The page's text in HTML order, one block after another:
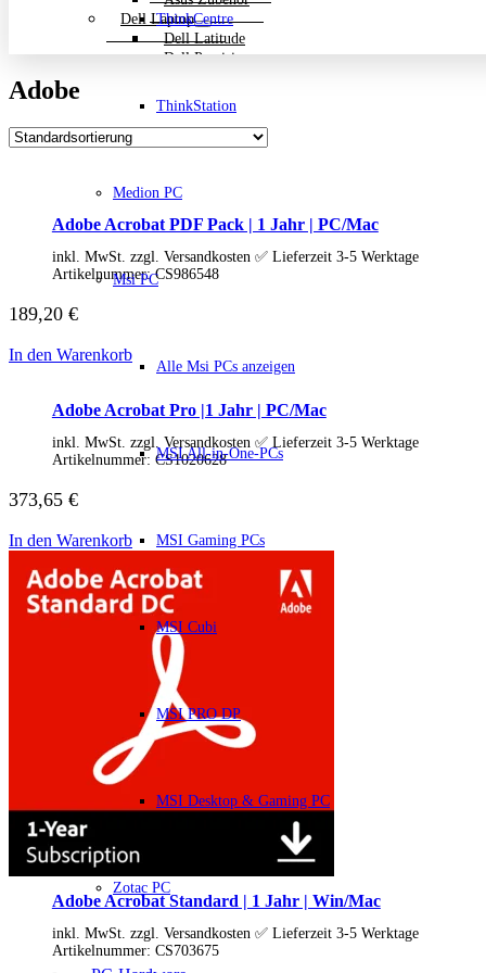
ThinkCentre
ThinkStation
Medion PC
Msi PC
Alle Msi PCs anzeigen
MSI All-in-One-PCs
MSI Gaming PCs
MSI Cubi
MSI PRO DP
MSI Desktop & Gaming PC
Zotac PC
Dell Laptop
Dell Latitude
Dell Precision
Gigabyte Laptop
Gigabyte Aero
Gigabyte Aorus
HP Laptop
200 Serie
Dragonfly
EliteBook
ENVY
ZBook Workstation
ZBook Fury
ZBook Studio
ZBook Workstation
Lenovo Campus
Lenovo Chromebooks
Lenovo Convertibles
Lenovo Gaming
Lenovo ThinkPad
ThinkPad P-Serie
ThinkPad X-Serie
Lenovo Ultrathin
V-Serie Ultrathin
IdeaPad Ultrathin
Yoga Premium Ultrathin
Lenovo Zubehör
Lenovo Docking & Hubs
Lenovo Netzteile
Lenovo Eingabegeräte
Adobe
Adobe Acrobat PDF Pack | 1 Jahr | PC/Mac
inkl. MwSt. zzgl. Versandkosten ✅ Lieferzeit 3-5 Werktage
Artikelnummer:CS986548
189,20 €
In den Warenkorb
Adobe Acrobat Pro |1 Jahr | PC/Mac
inkl. MwSt. zzgl. Versandkosten ✅ Lieferzeit 3-5 Werktage
Artikelnummer: CS1020628
373,65 €
In den Warenkorb
Adobe Acrobat Standard | 1 Jahr | Win/Mac
inkl. MwSt. zzgl. Versandkosten ✅ Lieferzeit 3-5 Werktage
Artikelnummer: CS703675